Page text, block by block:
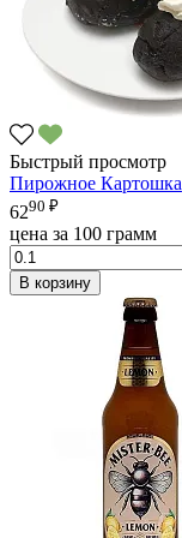
Быстрый просмотр
Пирожное Картошка
6290 ₽
цена за 100 грамм
В корзину